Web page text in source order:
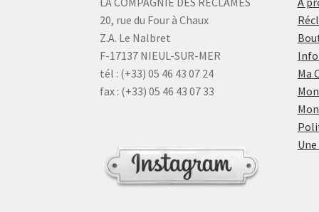
20, rue du Four à Chaux
Z.A. Le Nalbret
F-17137 NIEUL-SUR-MER
tél : (+33) 05 46 43 07 24
fax : (+33) 05 46 43 07 33
Ma